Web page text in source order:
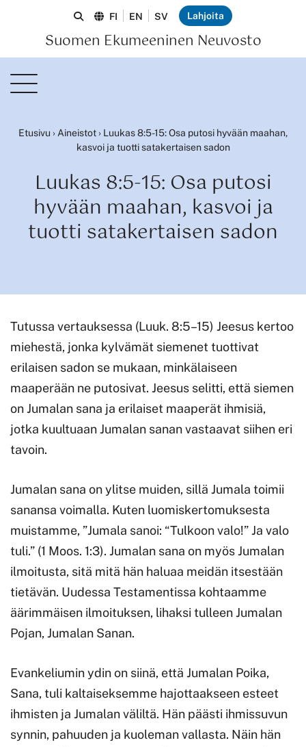
Suomen Ekumeeninen Neuvosto
FI EN SV Lahjoita
Etusivu › Aineistot › Luukas 8:5-15: Osa putosi hyvään maahan,
kasvoi ja tuotti satakertaisen sadon
Luukas 8:5-15: Osa putosi
hyvään maahan, kasvoi ja
tuotti satakertaisen sadon
Tutussa vertauksessa (Luuk. 8:5–15) Jeesus kertoo
miehestä, jonka kylvämät siemenet tuottivat
erilaisen sadon se mukaan, minkälaiseen
maaperään ne putosivat. Jeesus selitti, että siemen
on Jumalan sana ja erilaiset maaperät ihmisiä,
jotka kuultuaan Jumalan sanan vastaavat siihen eri
tavoin.
Jumalan sana on ylitse muiden, sillä Jumala toimii
sanansa voimalla. Kuten luomiskertomuksesta
muistamme, ”Jumala sanoi: “Tulkoon valo!” Ja valo
tuli.” (1 Moos. 1:3). Jumalan sana on myös Jumalan
ilmoitusta, sitä mitä hän haluaa meidän itsestään
tietävän. Uudessa Testamentissa kohtaamme
äärimmäisen ilmoituksen, lihaksi tulleen Jumalan
Pojan, Jumalan Sanan.
Evankeliumin ydin on siinä, että Jumalan Poika,
Sana, tuli kaltaiseksemme hajottaakseen esteet
ihmisten ja Jumalan väliltä. Hän päästi ihmissuvun
synnin, pahuuden ja kuoleman vallasta. Näin hän